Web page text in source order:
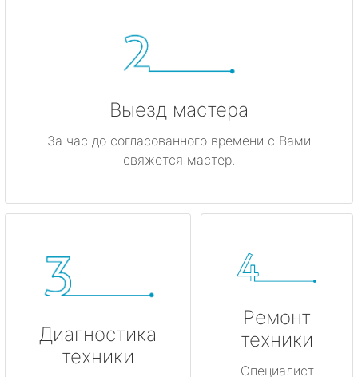
Выезд мастера
За час до согласованного времени с Вами
свяжется мастер.
Диагностика
техники
Ремонт
техники
Специалист